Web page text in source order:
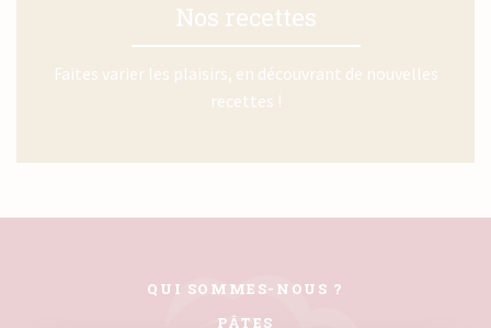
Nos recettes
Faites varier les plaisirs, en découvrant de nouvelles
recettes !
QUI SOMMES-NOUS ?
PÂTES